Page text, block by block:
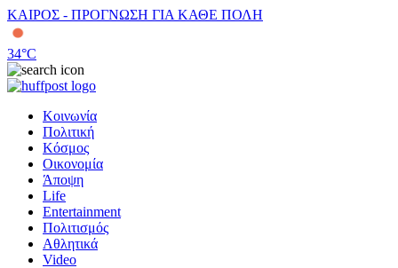
ΚΑΙΡΟΣ - ΠΡΟΓΝΩΣΗ ΓΙΑ ΚΑΘΕ ΠΟΛΗ
34°C
Κοινωνία
Πολιτική
Κόσμος
Οικονομία
Άποψη
Life
Entertainment
Πολιτισμός
Αθλητικά
Video